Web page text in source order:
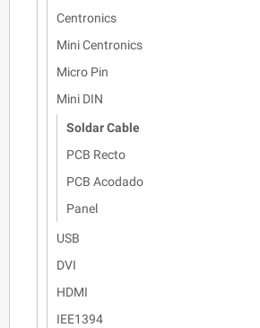
Centronics
Mini Centronics
Micro Pin
Mini DIN
Soldar Cable
PCB Recto
PCB Acodado
Panel
USB
DVI
HDMI
IEE1394